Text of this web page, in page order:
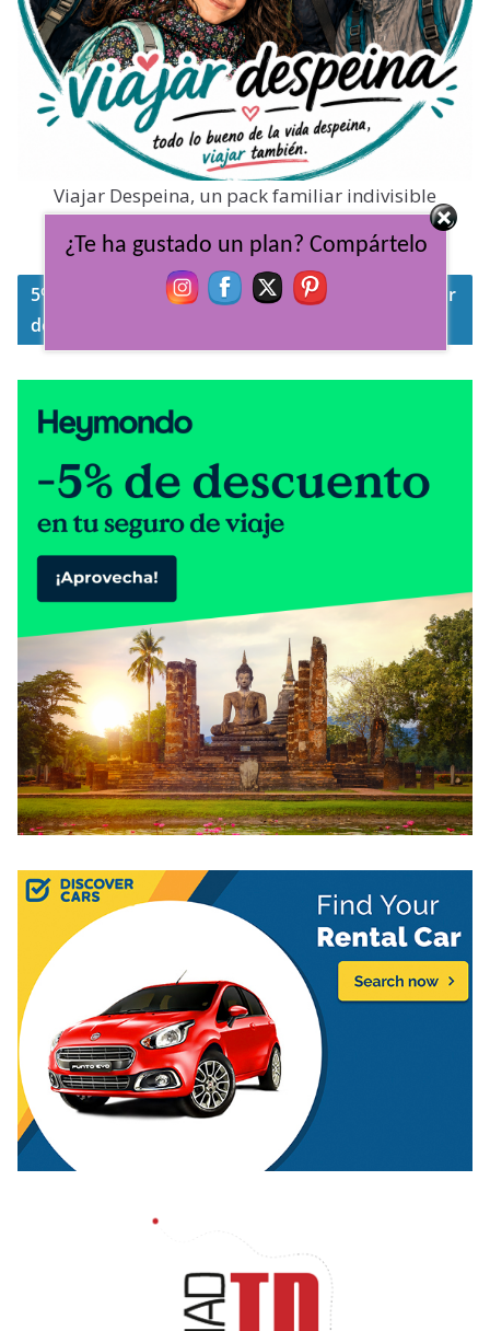
Viajar Despeina, un pack familiar indivisible
dispuestos a explorar cada lugar del mundo.
5% de descuento en tu seguro con HeyMondo por
despeinarte con nosotros
¿Te ha gustado un plan? Compártelo